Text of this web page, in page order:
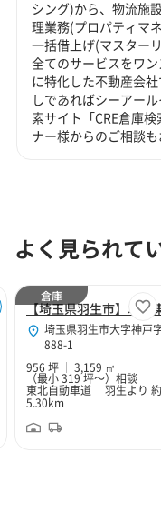
シング)から、物流施
理業務(プロパティマ
一括借上げ(マスター
全てのサービスをワ
に特化した不動産会
しであればシーアー
索サイト「CRE倉庫
ナー様からのご相談も
よく見られて
埼玉県羽生市大字神戸
888-1
956 坪
3,159 ㎡
（最小 319 坪～） 相談
東北自動車道 羽生より 約
5.30km
倉庫